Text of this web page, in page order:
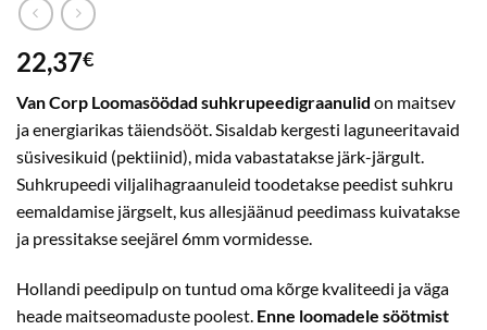
22,37€
Van Corp Loomasöödad suhkrupeedigraanulid on maitsev
ja energiarikas täiendsööt. Sisaldab kergesti laguneeritavaid
süsivesikuid (pektiinid), mida vabastatakse järk-järgult.
Suhkrupeedi viljalihagraanuleid toodetakse peedist suhkru
eemaldamise järgselt, kus allesjäänud peedimass kuivatakse
ja pressitakse seejärel 6mm vormidesse.
Hollandi peedipulp on tuntud oma kõrge kvaliteedi ja väga
heade maitseomaduste poolest. Enne loomadele söötmist